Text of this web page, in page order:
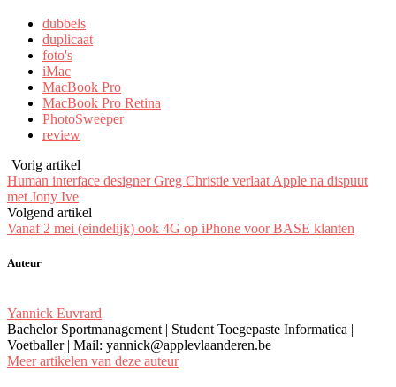
dubbels
duplicaat
foto's
iMac
MacBook Pro
MacBook Pro Retina
PhotoSweeper
review
Vorig artikel
Human interface designer Greg Christie verlaat Apple na dispuut
met Jony Ive
Volgend artikel
Vanaf 2 mei (eindelijk) ook 4G op iPhone voor BASE klanten
Auteur
Yannick Euvrard
Bachelor Sportmanagement | Student Toegepaste Informatica |
Voetballer | Mail: yannick@applevlaanderen.be
Meer artikelen van deze auteur